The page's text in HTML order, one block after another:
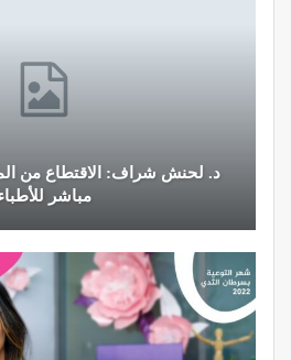
الاقتطاع من المبع حيف واستهداف